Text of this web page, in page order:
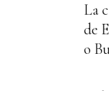
La
de
o